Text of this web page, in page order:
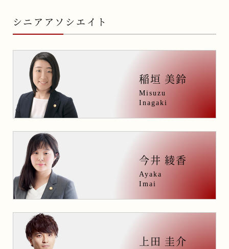
シニアアソシエイト
稲垣 美鈴
Misuzu
Inagaki
今井 綾香
Ayaka
Imai
上田 圭介